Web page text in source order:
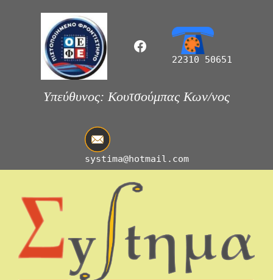
περιεχόμενο
Facebook
22310 50651
Υπεύθυνος: Κουτσούμπας Κων/νος
systima@hotmail.com